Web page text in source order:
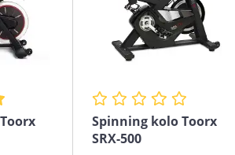
Spinning kolo Toorx
SRX-500